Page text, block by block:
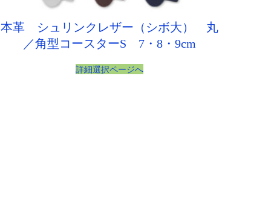
本革 シュリンクレザー（シボ大） 丸
／角型コースターS 7・8・9cm
詳細選択ページへ